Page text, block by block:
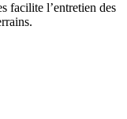
facilite l’entretien des